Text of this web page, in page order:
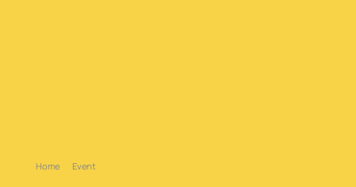
Home Event